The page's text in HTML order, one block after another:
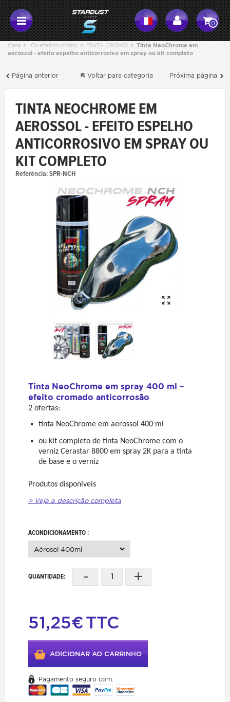
0
Casa > Os efeitos cromo > TINTA CROMO > Tinta NeoChrome em
aerossol - efeito espelho anticorrosivo em spray ou kit completo
Página anterior Próxima página
Voltar para categoria
TINTA NEOCHROME EM
AEROSSOL - EFEITO ESPELHO
ANTICORROSIVO EM SPRAY OU
KIT COMPLETO
Referência:SPR-NCH
Tinta NeoChrome em spray 400 ml –
efeito cromado anticorrosão
2 ofertas:
tinta NeoChrome em aerossol 400 ml
ou kit completo de tinta NeoChrome com o
verniz Cerastar 8800 em spray 2K para a tinta
de base e o verniz
Produtos disponíveis
> Veja a descrição completa
ACONDICIONAMENTO :
Aérosol 400ml
QUANTIDADE: - +
51,25€TTC
ADICIONAR AO CARRINHO
Pagamento seguro com: